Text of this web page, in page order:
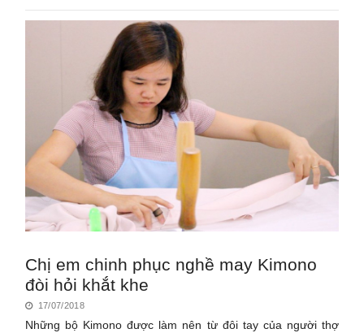
Chị em chinh phục nghề may Kimono
đòi hỏi khắt khe
17/07/2018
Những bộ Kimono được làm nên từ đôi tay của người thợ